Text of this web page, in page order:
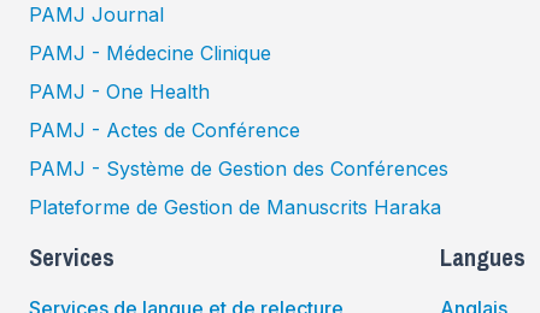
PAMJ Journal
PAMJ - Médecine Clinique
PAMJ - One Health
PAMJ - Actes de Conférence
PAMJ - Système de Gestion des Conférences
Plateforme de Gestion de Manuscrits Haraka
Services
Services de langue et de relecture
Langues
Anglais